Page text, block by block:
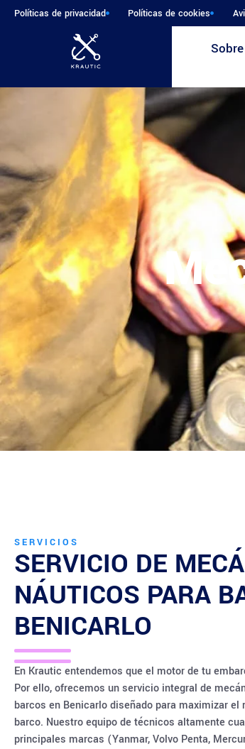
Políticas de privacidad Políticas de cookies
SERVICIOS
SERVICIO DE
NÁUTICOS PARA
BENICARLO
En Krautic entendemos que el motor de tu
Por ello, ofrecemos un servicio integral de
barcos en Benicarlo diseñado para maximizar
barco. Nuestro equipo de técnicos altamente
principales marcas (Yanmar, Volvo Penta,